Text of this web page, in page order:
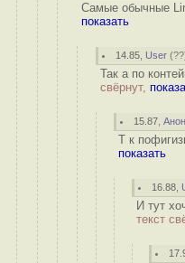
Самые обычные
показать
14.85 User (??
Так а по
свёрнут,
15.87 ,
Т к
показать
16.88
И тут
текст